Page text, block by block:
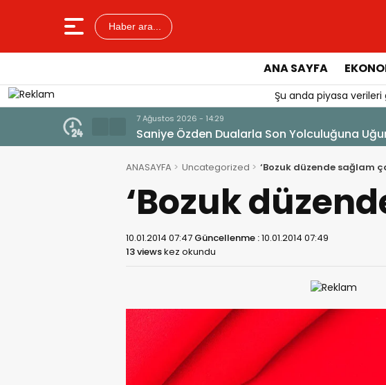
Haber ara...
ANA SAYFA
Şu anda piyasa
Tercih
ANASAYFA Uncategorized ‘Bozuk düzende sağlam
‘Bozuk
10.01.2014 07:47 Güncellenme :10.01.2014 07:49
13 viewskez okundu